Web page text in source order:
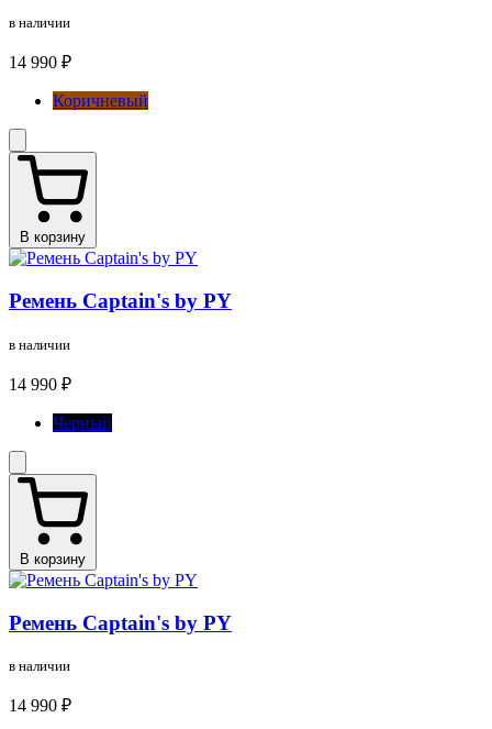
в наличии
14 990 ₽
Коричневый
В корзину
Ремень Captain's by PY
в наличии
14 990 ₽
Черный
В корзину
Ремень Captain's by PY
в наличии
14 990 ₽